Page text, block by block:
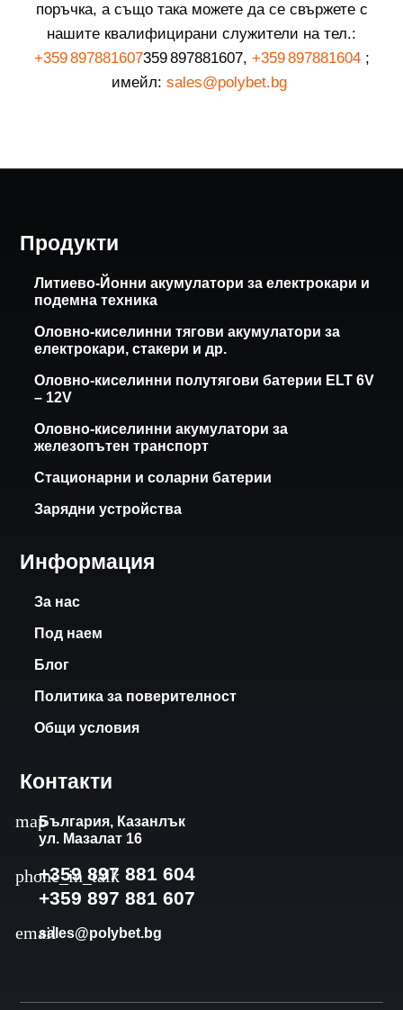
поръчка, а също такаможете да се свържете с
нашите квалифицирани служители на тел.:
+359 897881607359 897881607, +359 897881604 ;
имейл: sales@polybet.bg
Продукти
Литиево-Йонни акумулатори за електрокари и
подемна техника
Оловно-киселинни тягови акумулатори за
електрокари, стакери и др.
Оловно-киселинни полутягови батерии ELT 6V
– 12V
Оловно-киселинни акумулатори за
железопътен транспорт
Стационарни и соларни батерии
Зарядни устройства
Информация
За нас
Под наем
Блог
Политика за поверителност
Общи условия
Контакти
България, Казанлък
ул. Мазалат 16
+359 897 881 604
+359 897 881 607
sales@polybet.bg